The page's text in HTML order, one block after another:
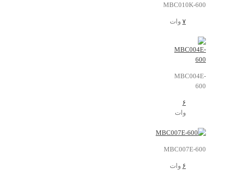
MBC010K-600
۷ وات
MBC004E-
600
۶
وات
MBC007E-600
۶ وات